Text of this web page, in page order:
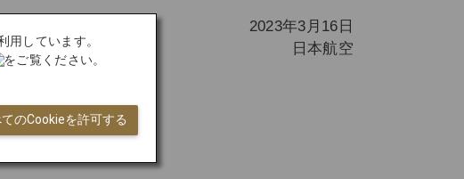
2023年3月16日
日本航空
用しています。
をご覧ください。
のCookieを許可する